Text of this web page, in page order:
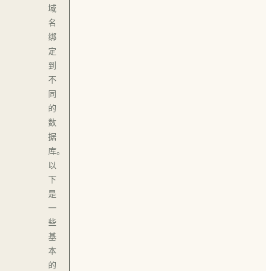
域
名
绑
定
到
不
同
的
数
据
库。
以
下
是
一
些
基
本
的